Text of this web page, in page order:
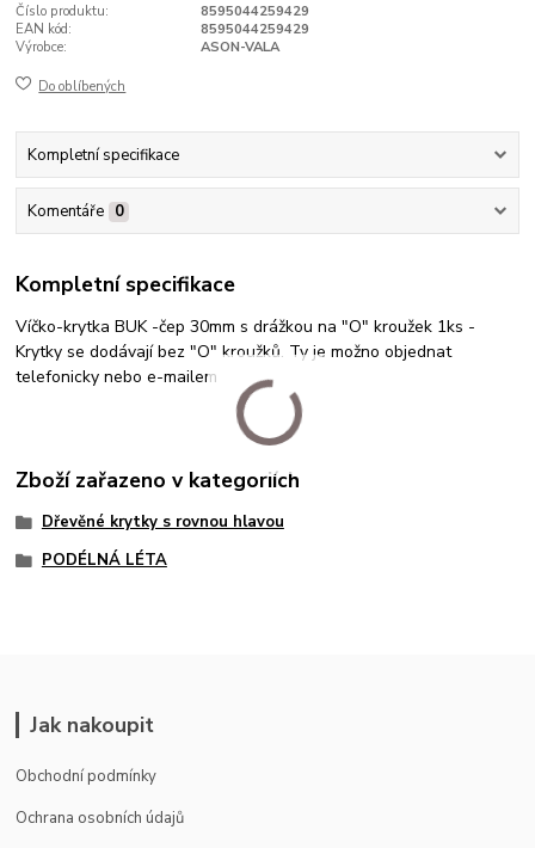
Číslo produktu:
8595044259429
EAN kód:
8595044259429
Výrobce:
ASON-VALA
Do oblíbených
Kompletní specifikace
Komentáře 0
Kompletní specifikace
Víčko-krytka BUK -čep 30mm s drážkou na "O" kroužek 1ks -
Krytky se dodávají bez "O" kroužků. Ty je možno objednat
telefonicky nebo e-mailem
Zboží zařazeno v kategoriích
Dřevěné krytky s rovnou hlavou
PODÉLNÁ LÉTA
Jak nakoupit
Obchodní podmínky
Ochrana osobních údajů